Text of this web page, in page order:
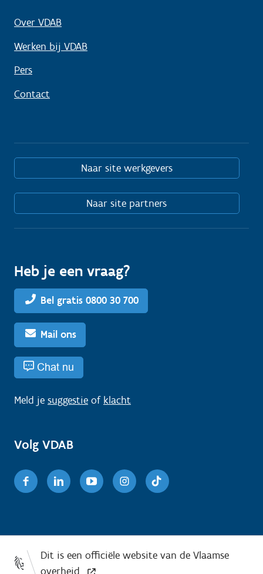
Over VDAB
Werken bij VDAB
Pers
Contact
Naar site werkgevers
Naar site partners
Heb je een vraag?
Bel gratis 0800 30 700
Mail ons
Chat nu
Meld je suggestie of klacht
Volg VDAB
FacebookLinkedinYoutubeInstagram